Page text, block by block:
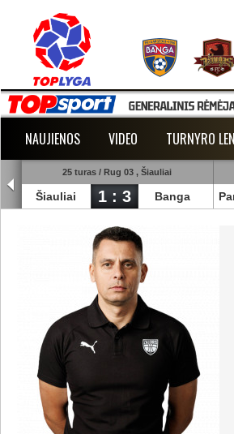
NAUJIENOS VIDEO TURNYRO
25 turas / Rug 03 , Šiauliai
Šiauliai 1 : 3 Banga